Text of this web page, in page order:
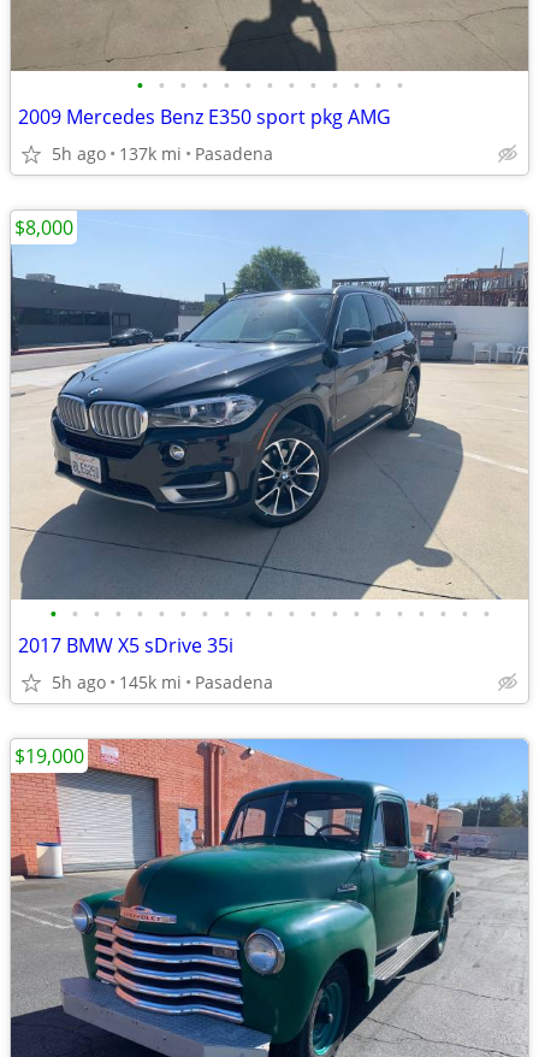
• • • • • • • • • • • • •
2009 Mercedes Benz E350 sport pkg AMG
5h ago 137k mi Pasadena
• • • • • • • • • • • • • • • • • • • • •
2017 BMW X5 sDrive 35i
5h ago 145k mi Pasadena
$8,000
$19,000